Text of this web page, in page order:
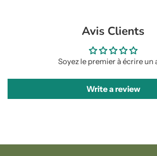
Avis Clients
Soyez le premier à écrire un
Write a review